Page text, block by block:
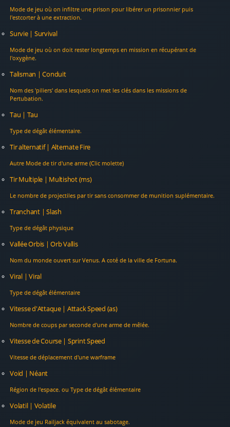
Mode de jeu où on infiltre une prison pour libérer un prisonnier puis
l'estcorter à une extraction.
Survie | Survival
Mode de jeu où on doit rester longtemps en mission en récupérant de
l'oxygène.
Talisman | Conduit
Nom des 'piliers' dans lesquels on met les clés dans les missions de
Pertubation.
Tau | Tau
Type de dégât élémentaire.
Tir alternatif | Alternate Fire
Autre Mode de tir d'une arme (Clic molette)
Tir Multiple | Multishot (ms)
Le nombre de projectiles par tir sans consommer de munition suplémentaire.
Tranchant | Slash
Type de dégât physique
Vallée Orbis | Orb Vallis
Nom du monde ouvert sur Venus. A coté de la ville de Fortuna.
Viral | Viral
Type de dégât élémentaire
Vitesse d'Attaque | Attack Speed (as)
Nombre de coups par seconde d'une arme de mêlée.
Vitesse de Course | Sprint Speed
Vitesse de déplacement d'une warframe
Void | Néant
Région de l'espace. ou Type de dégât élémentaire
Volatil | Volatile
Mode de jeu Railjack équivalent au sabotage.